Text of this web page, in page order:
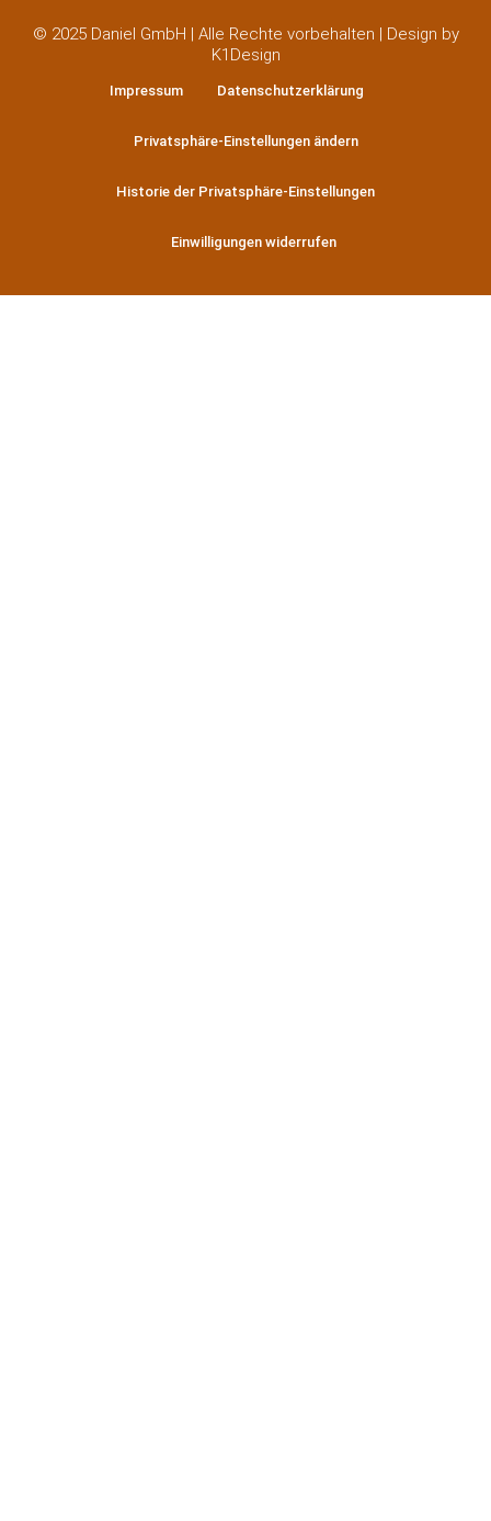
© 2025 Daniel GmbH | Alle Rechte vorbehalten | Design by
K1Design
Impressum Datenschutzerklärung
Privatsphäre-Einstellungen ändern
Historie der Privatsphäre-Einstellungen
Einwilligungen widerrufen